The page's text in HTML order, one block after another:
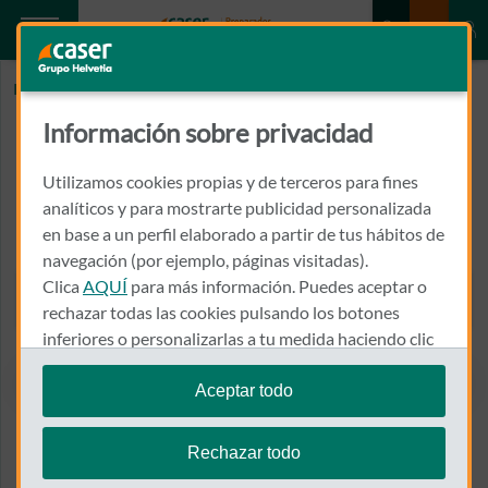
Inicio GARCIA SANZ, MIGUEL
GARCIA SANZ, MIGUEL
24001 - LEON
987 875 240
Llamar a GARCIA SANZ,
Ver el mapa en Google Maps
Información sobre privacidad
Utilizamos cookies propias y de terceros para fines
analíticos y para mostrarte publicidad personalizada
en base a un perfil elaborado a partir de tus hábitos de
navegación (por ejemplo, páginas visitadas).
Clica AQUÍ para más información. Puedes aceptar o
rechazar todas las cookies pulsando los botones
inferiores o personalizarlas a tu medida haciendo clic
en"configurar cookies".
Te recordamos que puedes modificar tus ajustes de
cookies en cualquier momento en la sección
Aceptar todo
Rechazar todo